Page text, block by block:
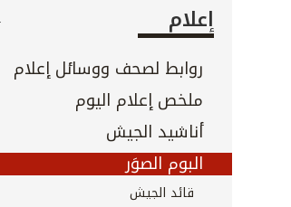
إعلام
روابط لصحف ووسائل إعلام
ملخص إعلام اليوم
أناشيد الجيش
البوم الصوَر
قائد الجيش